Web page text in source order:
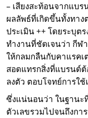
– เสียงสะท้อนจากแบ
ผลลัพธ์ที่เกิดขึ้นทั้งทาง
ประเมิน ++ โดยระบุต
ทำงานที่ชัดเจนว่า กีฬ
ให้กลมกลืนกับคาแรคเ
สอดแทรกสิ่งที่แบรนด์ต้
ลงตัว ตอบโจทย์การใช้
ซึ่งแน่นอนว่า ในฐานะ
ตัวเลขรวมไปจนถึงกา